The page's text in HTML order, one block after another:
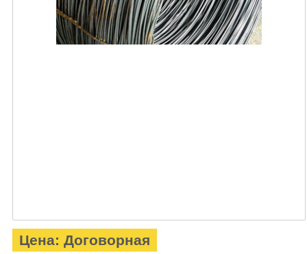
Цена: Договорная